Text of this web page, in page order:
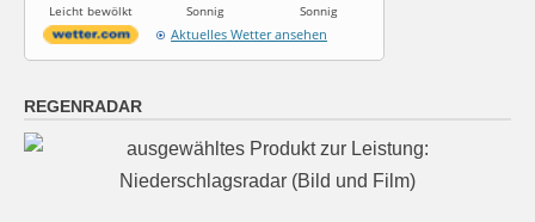
Leicht bewölkt
Sonnig
Sonnig
Aktuelles Wetter ansehen
REGENRADAR